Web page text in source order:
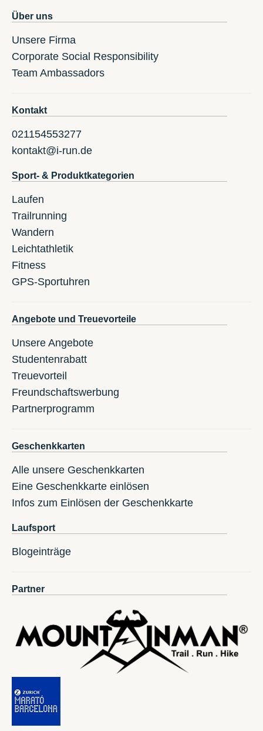
Über uns
Unsere Firma
Corporate Social Responsibility
Team Ambassadors
Kontakt
021154553277
kontakt@i-run.de
Sport- & Produktkategorien
Laufen
Trailrunning
Wandern
Leichtathletik
Fitness
GPS-Sportuhren
Angebote und Treuevorteile
Unsere Angebote
Studentenrabatt
Treuevorteil
Freundschaftswerbung
Partnerprogramm
Geschenkkarten
Alle unsere Geschenkkarten
Eine Geschenkkarte einlösen
Infos zum Einlösen der Geschenkkarte
Laufsport
Blogeinträge
Partner